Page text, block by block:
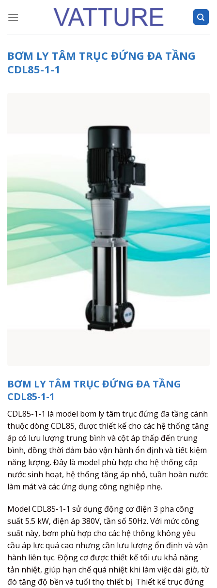
BƠM LY TÂM TRỤC ĐỨNG ĐA TẦNG
CDL85-1-1
BƠM LY TÂM TRỤC ĐỨNG ĐA TẦNG
CDL85-1-1
CDL85-1-1 là model bơm ly tâm trục đứng đa tầng cánh
thuộc dòng CDL85, được thiết kế cho các hệ thống tăng
áp có lưu lượng trung bình và cột áp thấp đến trung
bình, đồng thời đảm bảo vận hành ổn định và tiết kiệm
năng lượng. Đây là model phù hợp cho hệ thống cấp
nước sinh hoạt, hệ thống tăng áp nhỏ, tuần hoàn nước
làm mát và các ứng dụng công nghiệp nhẹ.
Model CDL85-1-1 sử dụng động cơ điện 3 pha công
suất 5.5 kW, điện áp 380V, tần số 50Hz. Với mức công
suất này, bơm phù hợp cho các hệ thống không yêu
cầu áp lực quá cao nhưng cần lưu lượng ổn định và vận
hành liên tục. Động cơ được thiết kế tối ưu khả năng
tản nhiệt, giúp hạn chế quá nhiệt khi làm việc dài giờ, từ
đó tăng độ bền và tuổi thọ thiết bị. Thiết kế trục đứng